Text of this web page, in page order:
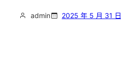
admin 2025 年 5 月 31 日